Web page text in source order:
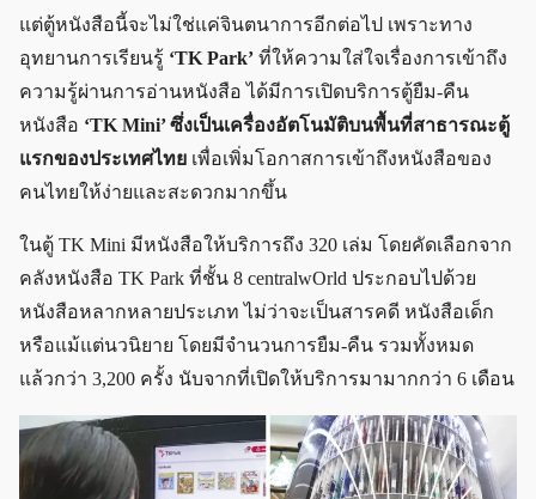
แต่ตู้หนังสือนี้จะไม่ใช่แค่จินตนาการอีกต่อไป เพราะทาง
อุทยานการเรียนรู้ ‘TK Park’ ที่ให้ความใส่ใจเรื่องการเข้าถึง
ความรู้ผ่านการอ่านหนังสือ ได้มีการเปิดบริการตู้ยืม-คืน
หนังสือ ‘TK Mini’ ซึ่งเป็นเครื่องอัตโนมัติบนพื้นที่สาธารณะตู้
แรกของประเทศไทย เพื่อเพิ่มโอกาสการเข้าถึงหนังสือของ
คนไทยให้ง่ายและสะดวกมากขึ้น
ในตู้ TK Mini มีหนังสือให้บริการถึง 320 เล่ม โดยคัดเลือกจาก
คลังหนังสือ TK Park ที่ชั้น 8 centralwOrld ประกอบไปด้วย
หนังสือหลากหลายประเภท ไม่ว่าจะเป็นสารคดี หนังสือเด็ก
หรือแม้แต่นวนิยาย โดยมีจำนวนการยืม-คืน รวมทั้งหมด
แล้วกว่า 3,200 ครั้ง นับจากที่เปิดให้บริการมามากกว่า 6 เดือน